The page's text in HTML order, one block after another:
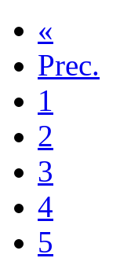
«
Prec.
1
2
3
4
5